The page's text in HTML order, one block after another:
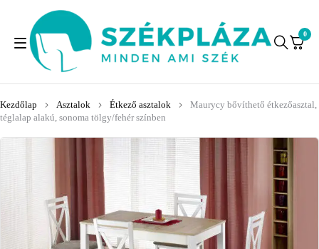
0
Kezdőlap Asztalok Étkező asztalok
Maurycy bővíthető étkezőasztal,
téglalap alakú, sonoma tölgy/fehér színben